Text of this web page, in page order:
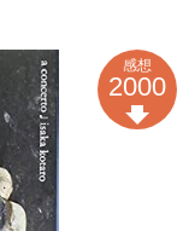
感想
2000